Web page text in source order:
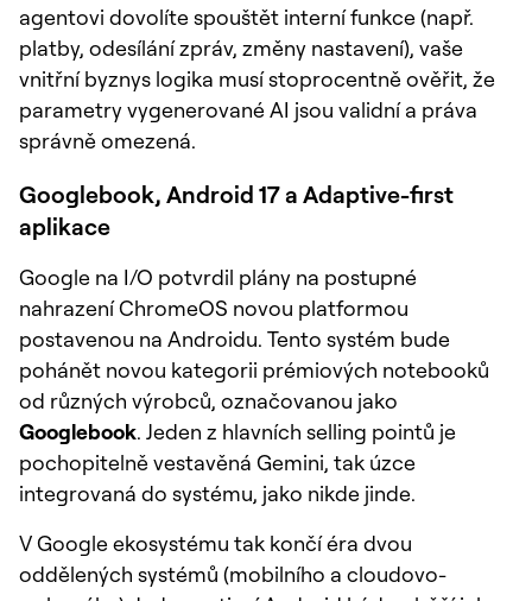
agentovi dovolíte spouštět interní funkce (např.
platby, odesílání zpráv, změny nastavení), vaše
vnitřní byznys logika musí stoprocentně ověřit, že
parametry vygenerované AI jsou validní a práva
správně omezená.
Googlebook, Android 17 a Adaptive-first
aplikace
Google na I/O potvrdil plány na postupné
nahrazení ChromeOS novou platformou
postavenou na Androidu. Tento systém bude
pohánět novou kategorii prémiových notebooků
od různých výrobců, označovanou jako
Googlebook. Jeden z hlavních selling pointů je
pochopitelně vestavěná Gemini, tak úzce
integrovaná do systému, jako nikde jinde.
V Google ekosystému tak končí éra dvou
oddělených systémů (mobilního a cloudovo-